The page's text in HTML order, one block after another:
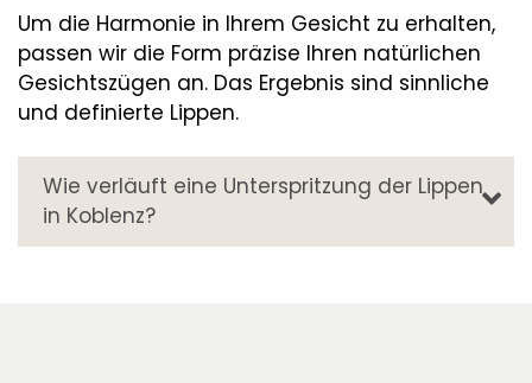
Um die Harmonie in Ihrem Gesicht zu erhalten,
passen wir die Form präzise Ihren natürlichen
Gesichtszügen an. Das Ergebnis sind sinnliche
und definierte Lippen.
Wie verläuft eine Unterspritzung der Lippen
in Koblenz?